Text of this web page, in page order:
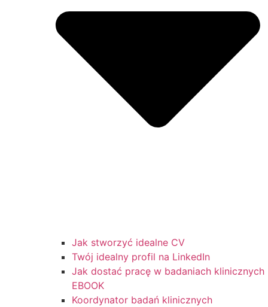
Jak stworzyć idealne CV
Twój idealny profil na LinkedIn
Jak dostać pracę w badaniach klinicznych
EBOOK
Koordynator badań klinicznych